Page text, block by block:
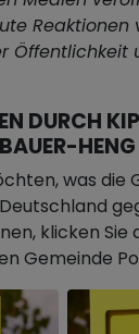
Reaktionen
Öffentlichkeit
DURCH
HENG
was die
klicken Sie
Gemeinde